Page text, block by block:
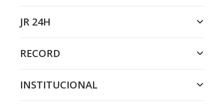
JR 24H
RECORD
INSTITUCIONAL